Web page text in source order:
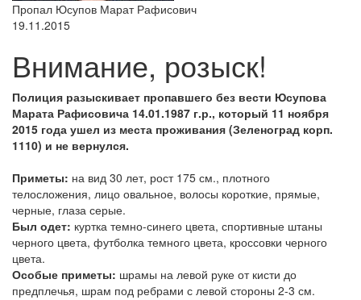
Пропал Юсупов Марат Рафисович
19.11.2015
Внимание, розыск!
Полиция разыскивает пропавшего без вести Юсупова
Марата Рафисовича 14.01.1987 г.р., который 11 ноября
2015 года ушел из места проживания (Зеленоград корп.
1110) и не вернулся.
Приметы: на вид 30 лет, рост 175 см., плотного
телосложения, лицо овальное, волосы короткие, прямые,
черные, глаза серые.
Был одет: куртка темно-синего цвета, спортивные штаны
черного цвета, футболка темного цвета, кроссовки черного
цвета.
Особые приметы: шрамы на левой руке от кисти до
предплечья, шрам под ребрами с левой стороны 2-3 см.